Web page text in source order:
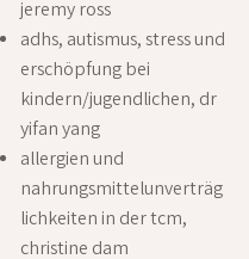
jeremy ross
adhs, autismus, stress und
erschöpfung bei
kindern/jugendlichen, dr
yifan yang
allergien und
nahrungsmittelunverträg
lichkeiten in der tcm,
christine dam